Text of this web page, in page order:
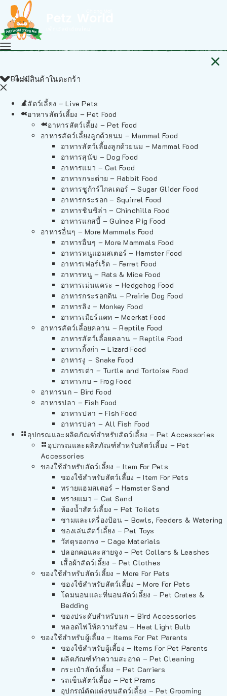
ไม่มีสินค้าในตะกร้า
Back
สัตว์เลี้ยง – Live Pets
อาหารสัตว์เลี้ยง – Pet Food
อาหารสัตว์เลี้ยง – Pet Food
อาหารสัตว์เลี้ยงลูกด้วยนม – Mammal Food
อาหารสัตว์เลี้ยงลูกด้วยนม – Mammal Food
อาหารสุนัข – Dog Food
อาหารแมว – Cat Food
อาหารกระต่าย – Rabbit Food
อาหารชูก้าร์ไกลเดอร์ – Sugar Glider Food
อาหารกระรอก – Squirrel Food
อาหารชินชิล่า – Chinchilla Food
อาหารแกสบี้ – Guinea Pig Food
อาหารอื่นๆ – More Mammals Food
อาหารอื่นๆ – More Mammals Food
อาหารหนูแฮมสเตอร์ – Hamster Food
อาหารเฟอร์เร็ต – Ferret Food
อาหารหนู – Rats & Mice Food
อาหารเม่นแคระ – Hedgehog Food
อาหารกระรอกดิน – Prairie Dog Food
อาหารลิง – Monkey Food
อาหารเมียร์แคท – Meerkat Food
อาหารสัตว์เลี้อยคลาน – Reptile Food
อาหารสัตว์เลี้อยคลาน – Reptile Food
อาหารกิ้งก่า – Lizard Food
อาหารงู – Snake Food
อาหารเต่า – Turtle and Tortoise Food
อาหารกบ – Frog Food
อาหารนก – Bird Food
อาหารปลา – Fish Food
อาหารปลา – Fish Food
อาหารปลา – All Fish Food
อุปกรณและผลิตภัณฑ์สำหรับสัตว์เลี้ยง – Pet Accessories
อุปกรณและผลิตภัณฑ์สำหรับสัตว์เลี้ยง – Pet
Accessories
ของใช้สำหรับสัตว์เลี้ยง – Item For Pets
ของใช้สำหรับสัตว์เลี้ยง – Item For Pets
ทรายแฮมสเตอร์ – Hamster Sand
ทรายแมว – Cat Sand
ห้องน้ำสัตว์เลี้ยง – Pet Toilets
ชามและเครื่องป้อน – Bowls, Feeders & Watering
ของเล่นสัตว์เลี้ยง – Pet Toys
วัสดุรองกรง – Cage Materials
ปลอกคอและสายจูง – Pet Collars & Leashes
เสื้อผ้าสัตว์เลี้ยง – Pet Clothes
ของใช้สำหรับสัตว์เลี้ยง – More For Pets
ของใช้สำหรับสัตว์เลี้ยง – More For Pets
โดมนอนและที่นอนสัตว์เลี้ยง – Pet Crates &
Bedding
ของประดับสำหรับนก – Bird Accessories
หลอดไฟให้ความร้อน – Heat Light Bulb
ของใช้สำหรับผู้เลี้ยง – Items For Pet Parents
ของใช้สำหรับผู้เลี้ยง – Items For Pet Parents
ผลิตภัณฑ์ทำความสะอาด – Pet Cleaning
กระเป๋าสัตว์เลี้ยง – Pet Carriers
รถเข็นสัตว์เลี้ยง – Pet Prams
อุปกรณ์ตัดแต่งขนสัตว์เลี้ยง – Pet Grooming